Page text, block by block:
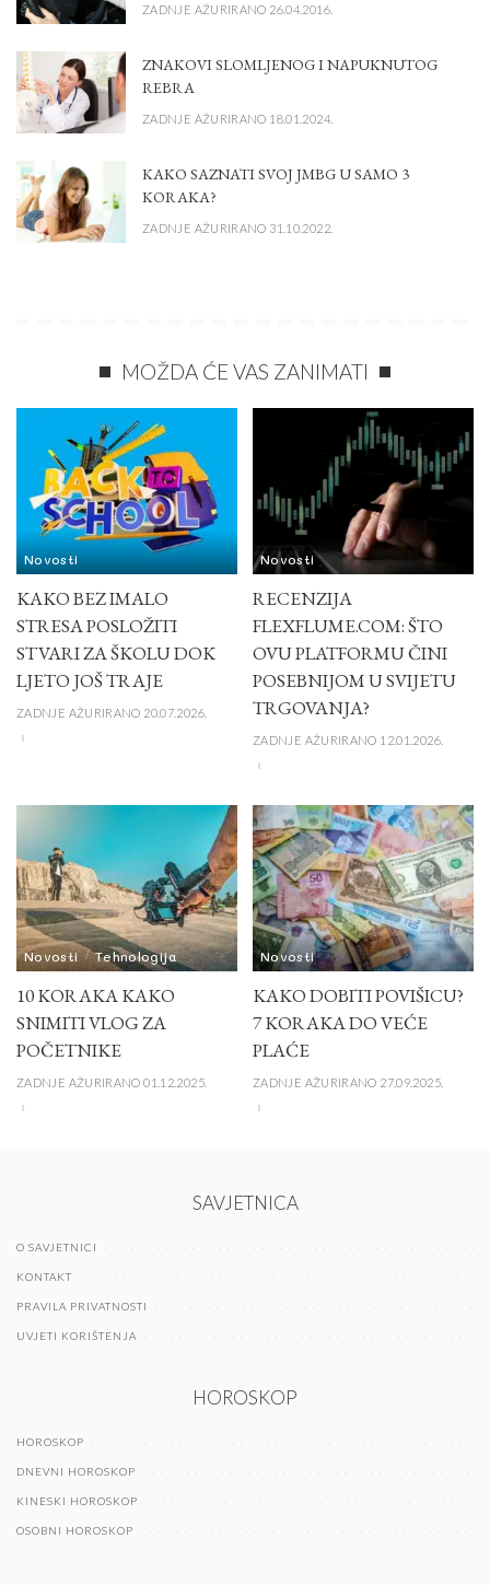
ZADNJE AŽURIRANO 26.04.2016.
ZNAKOVI SLOMLJENOG I NAPUKNUTOG
REBRA
ZADNJE AŽURIRANO 18.01.2024.
KAKO SAZNATI SVOJ JMBG U SAMO 3
KORAKA?
ZADNJE AŽURIRANO 31.10.2022.
MOŽDA ĆE VAS ZANIMATI
Novosti
KAKO BEZ IMALO
STRESA POSLOŽITI
STVARI ZA ŠKOLU DOK
LJETO JOŠ TRAJE
ZADNJE AŽURIRANO 20.07.2026.
Novosti
RECENZIJA
FLEXFLUME.COM: ŠTO
OVU PLATFORMU ČINI
POSEBNIJOM U SVIJETU
TRGOVANJA?
ZADNJE AŽURIRANO 12.01.2026.
Novosti Tehnologija
10 KORAKA KAKO
SNIMITI VLOG ZA
POČETNIKE
ZADNJE AŽURIRANO 01.12.2025.
Novosti
KAKO DOBITI POVIŠICU?
7 KORAKA DO VEĆE
PLAĆE
ZADNJE AŽURIRANO 27.09.2025.
SAVJETNICA
O SAVJETNICI
KONTAKT
PRAVILA PRIVATNOSTI
UVJETI KORIŠTENJA
HOROSKOP
HOROSKOP
DNEVNI HOROSKOP
KINESKI HOROSKOP
OSOBNI HOROSKOP